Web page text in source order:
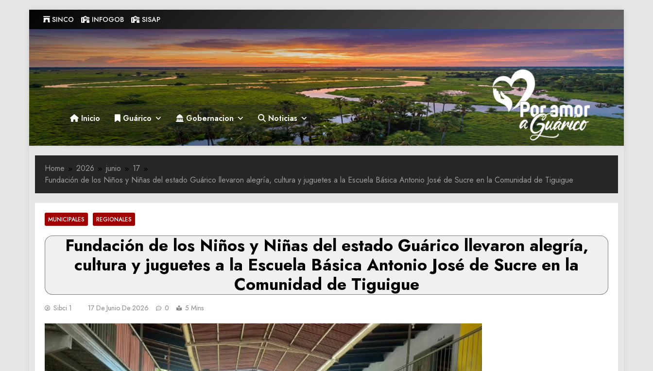
to
content
SINCO INFOGOB SISAP
Gobernacion de Guarico
Gobernacion de Guarico
Inicio Guárico Gobernacion Noticias
Home 2026 junio
17
Fundación de los Niños y Niñas del estado Guárico llevaron alegría, cultura y juguetes a la Escuela Básica Antonio José de Sucre en la Comunidad de Tiguigue
MUNICIPALES REGIONALES
Fundación de los Niños y Niñas del estado Guárico llevaron alegría,
cultura y juguetes a la Escuela Básica Antonio José de Sucre en la
Comunidad de Tiguigue
Sibci 1 17 De Junio De 2026 0 5 Mins